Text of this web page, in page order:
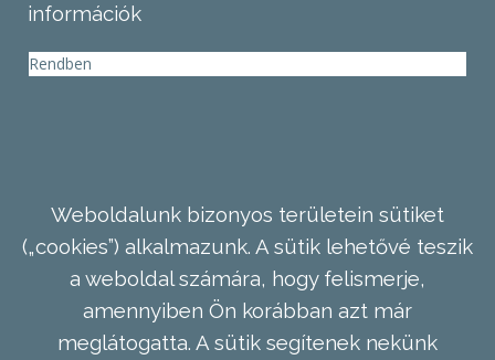
információk
Rendben
Weboldalunk bizonyos területein sütiket
(„cookies”) alkalmazunk. A sütik lehetővé teszik
a weboldal számára, hogy felismerje,
amennyiben Ön korábban azt már
meglátogatta. A sütik segítenek nekünk